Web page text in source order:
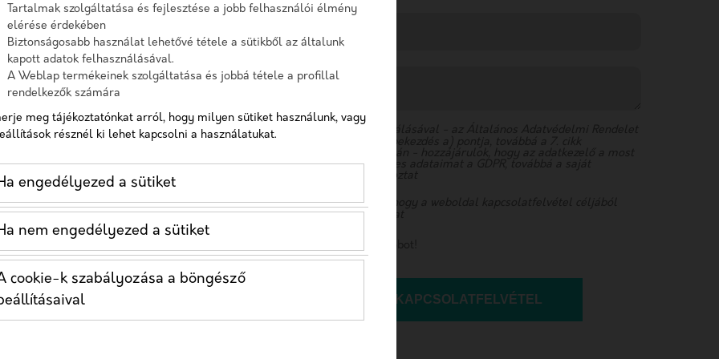
jó pár
nélküli,
egyszerre
egyetem,
nemzetközi
kutatások mellett
ahol a
Üzenet
megadott személyes adataimat a GDPR, továbbá a saját
Hozzájárulok, hogy a weboldal kapcsolatfelvétel céljából
tárolja az adataimat
KAPCSOLATFELVÉTEL
Tartalmak szolgáltatása és fejlesztése a jobb felhasználói élmény
elérése érdekében
Biztonságosabb használat lehetővé tétele a sütikből az általunk
kapott adatok felhasználásával.
A Weblap termékeinek szolgáltatása és jobbá tétele a profillal
rendelkezők számára
meg tájékoztatónkat arról, hogy milyen sütiket használunk, vagy
résznél ki lehet kapcsolni a használatukat.
engedélyezed a sütiket
nem engedélyezed a sütiket
cookie-k szabályozása a böngésző
Telefon
Üzenet
A checkbox pipálásával - az Általános Adatvédelmi
a most megadott személyes adataimat a GDPR, továbbá a
saját adatkezelési tájékoztat
Hozzájárulok, hogy a weboldal kapcsolatfelvétel céljából
tárolja az adataimat
Nem vagyok robot!